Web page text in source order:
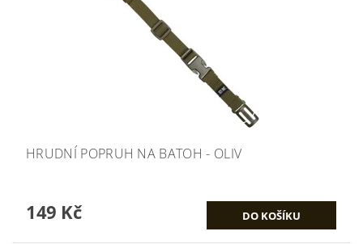
HRUDNÍ POPRUH NA BATOH - OLIV
149 Kč